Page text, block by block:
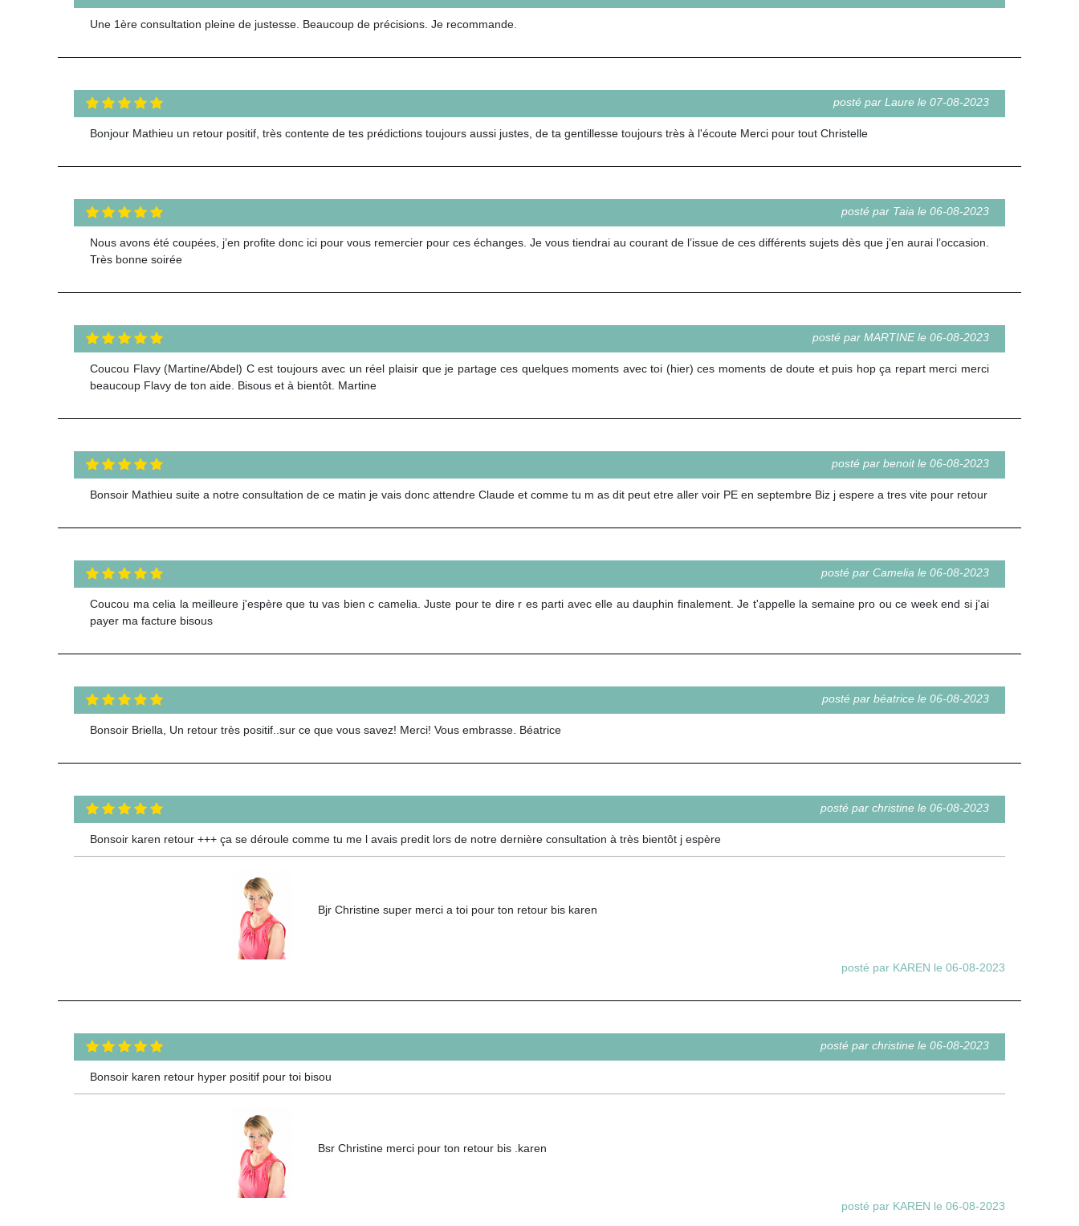
Une 1ère consultation pleine de justesse. Beaucoup de précisions. Je recommande.
posté par Laure le 07-08-2023
Bonjour Mathieu un retour positif, très contente de tes prédictions toujours aussi justes, de ta gentillesse toujours très à l'écoute Merci pour tout Christelle
posté par Taia le 06-08-2023
Nous avons été coupées, j’en profite donc ici pour vous remercier pour ces échanges. Je vous tiendrai au courant de l’issue de ces différents sujets dès que j’en aurai l’occasion.
Très bonne soirée
posté par MARTINE le 06-08-2023
Coucou Flavy (Martine/Abdel) C est toujours avec un réel plaisir que je partage ces quelques moments avec toi (hier) ces moments de doute et puis hop ça repart merci merci
beaucoup Flavy de ton aide. Bisous et à bientôt. Martine
posté par benoit le 06-08-2023
Bonsoir Mathieu suite a notre consultation de ce matin je vais donc attendre Claude et comme tu m as dit peut etre aller voir PE en septembre Biz j espere a tres vite pour retour
posté par Camelia le 06-08-2023
Coucou ma celia la meilleure j'espère que tu vas bien c camelia. Juste pour te dire r es parti avec elle au dauphin finalement. Je t'appelle la semaine pro ou ce week end si j'ai
payer ma facture bisous
posté par béatrice le 06-08-2023
Bonsoir Briella, Un retour très positif..sur ce que vous savez! Merci! Vous embrasse. Béatrice
posté par christine le 06-08-2023
Bonsoir karen retour +++ ça se déroule comme tu me l avais predit lors de notre dernière consultation à très bientôt j espère
Bjr Christine super merci a toi pour ton retour bis karen
posté par KAREN le 06-08-2023
posté par christine le 06-08-2023
Bonsoir karen retour hyper positif pour toi bisou
Bsr Christine merci pour ton retour bis .karen
posté par KAREN le 06-08-2023